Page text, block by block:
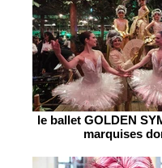
le ballet GOLDEN
marquises